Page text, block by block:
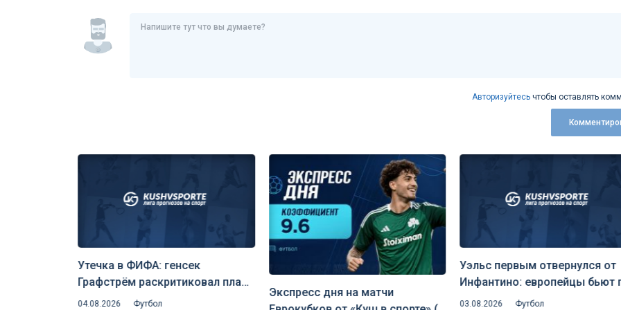
Авторизуйтесь чтобы оставлять
Утечка в ФИФА: генсек
Графстрём раскритиковал план
Инфантино отдать долю
04.08.2026 Футбол
Экспресс дня на матчи
Уэльс первым отвернулся от
Инфантино: европейцы бьют
планам главы ФИФА на
03.08.2026 Футбол